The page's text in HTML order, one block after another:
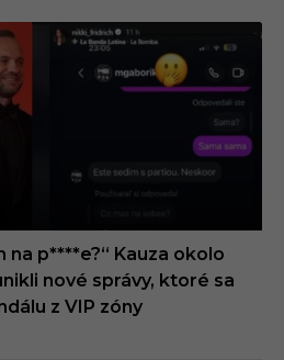
na p****e?“ Kauza okolo
nové správy, ktoré sa
z VIP zóny